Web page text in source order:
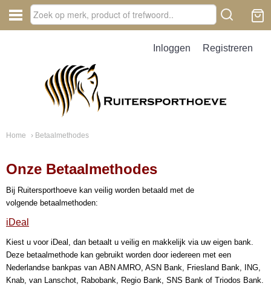
Inloggen Registreren
Home › Betaalmethodes
Onze Betaalmethodes
Bij Ruitersporthoeve kan veilig worden betaald met de
volgende betaalmethoden:
iDeal
Kiest u voor iDeal, dan betaalt u veilig en makkelijk via uw eigen bank.
Deze betaalmethode kan gebruikt worden door iedereen met een
Nederlandse bankpas van ABN AMRO, ASN Bank, Friesland Bank, ING,
Knab, van Lanschot, Rabobank, Regio Bank, SNS Bank of Triodos Bank.